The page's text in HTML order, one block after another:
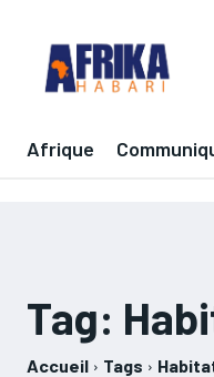
Afrique
Tag:
Accueil Tags